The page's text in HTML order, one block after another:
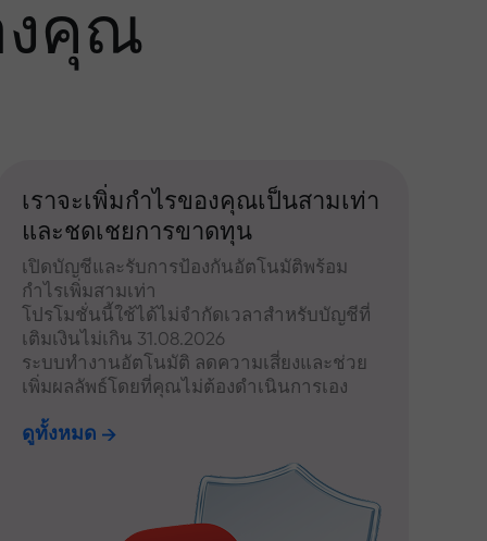
งคุณ
เราจะเพิ่มกำไรของคุณเป็นสามเท่า
และชดเชยการขาดทุน
เปิดบัญชีและรับการป้องกันอัตโนมัติพร้อม
กำไรเพิ่มสามเท่า
โปรโมชั่นนี้ใช้ได้ไม่จำกัดเวลาสำหรับบัญชีที่
เติมเงินไม่เกิน 31.08.2026
ระบบทำงานอัตโนมัติ ลดความเสี่ยงและช่วย
เพิ่มผลลัพธ์โดยที่คุณไม่ต้องดำเนินการเอง
ดูทั้งหมด